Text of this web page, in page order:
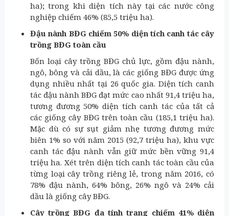
ha); trong khi diện tích này tại các nước công
nghiệp chiếm 46% (85,5 triệu ha).
Đậu nành BĐG chiếm 50% diện tích canh tác cây
trồng BĐG toàn cầu
Bốn loại cây trồng BĐG chủ lực, gồm đậu nành,
ngô, bông và cải dầu, là các giống BĐG được ứng
dụng nhiều nhất tại 26 quốc gia. Diện tích canh
tác đậu nành BĐG đạt mức cao nhất 91,4 triệu ha,
tương đương 50% diện tích canh tác của tất cả
các giống cây BĐG trên toàn cầu (185,1 triệu ha).
Mặc dù có sự sụt giảm nhẹ tương đương mức
biên 1% so với năm 2015 (92,7 triệu ha), khu vực
canh tác đậu nành vẫn giữ mức bền vững 91,4
triệu ha. Xét trên diện tích canh tác toàn cầu của
từng loại cây trồng riêng lẻ, trong năm 2016, có
78% đậu nành, 64% bông, 26% ngô và 24% cải
dầu là giống cây BĐG.
Cây trồng BĐG đa tính trạng chiếm 41% diện